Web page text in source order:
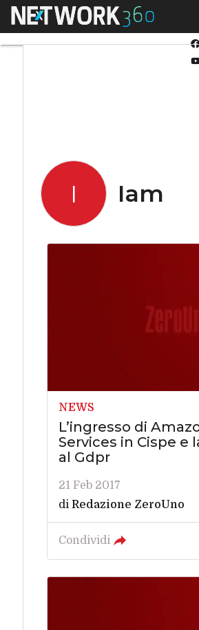
Menu
I Iam
NEWS
L’ingresso di
Services in Cispe e
al Gdpr
21 Feb 2017
di Redazione ZeroUno
Condividi